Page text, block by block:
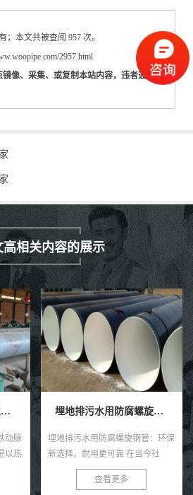
；本文共被查阅 957 次。
2957.html
像、采集、或复制本站内容，违者通过
高相关内容的展示
螺旋钢管：基建与工业的钢铁动脉
动脉
以热
压
的
埋地排污水用防腐螺旋钢管
埋地排污水用防腐螺旋钢管：环保
新选择，耐用更可靠 在当今社
会，环保与可持续发展已成为全球
共识。在污水处理与排放领域，选
查看更多